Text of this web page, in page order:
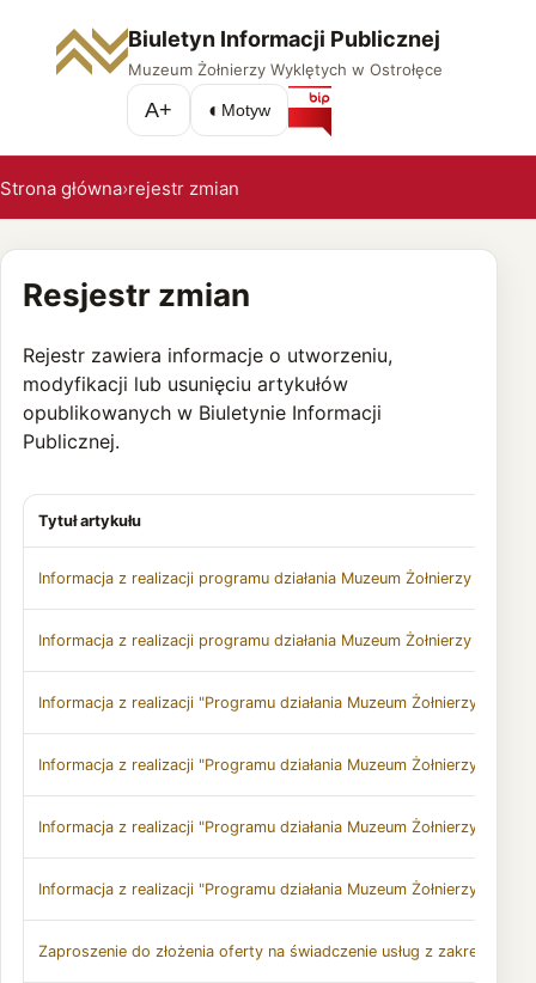
Biuletyn Informacji Publicznej
Muzeum Żołnierzy Wyklętych w Ostrołęce
A+ ◐ Motyw
Strona główna›rejestr zmian
Resjestr zmian
Rejestr zawiera informacje o utworzeniu,
modyfikacji lub usunięciu artykułów
opublikowanych w Biuletynie Informacji
Publicznej.
Tytuł artykułu
Informacja z realizacji programu działania Muzeum Żołnierzy
Informacja z realizacji programu działania Muzeum Żołnierzy
Informacja z realizacji "Programu działania Muzeum Żołnierzy
Informacja z realizacji "Programu działania Muzeum Żołnierzy
Informacja z realizacji "Programu działania Muzeum Żołnierzy
Informacja z realizacji "Programu działania Muzeum Żołnierzy
Zaproszenie do złożenia oferty na świadczenie usług z zakresu